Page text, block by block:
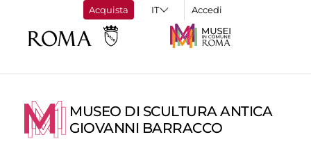
Acquista Accedi
MUSEO DI SCULTURA ANTICA
GIOVANNI BARRACCO